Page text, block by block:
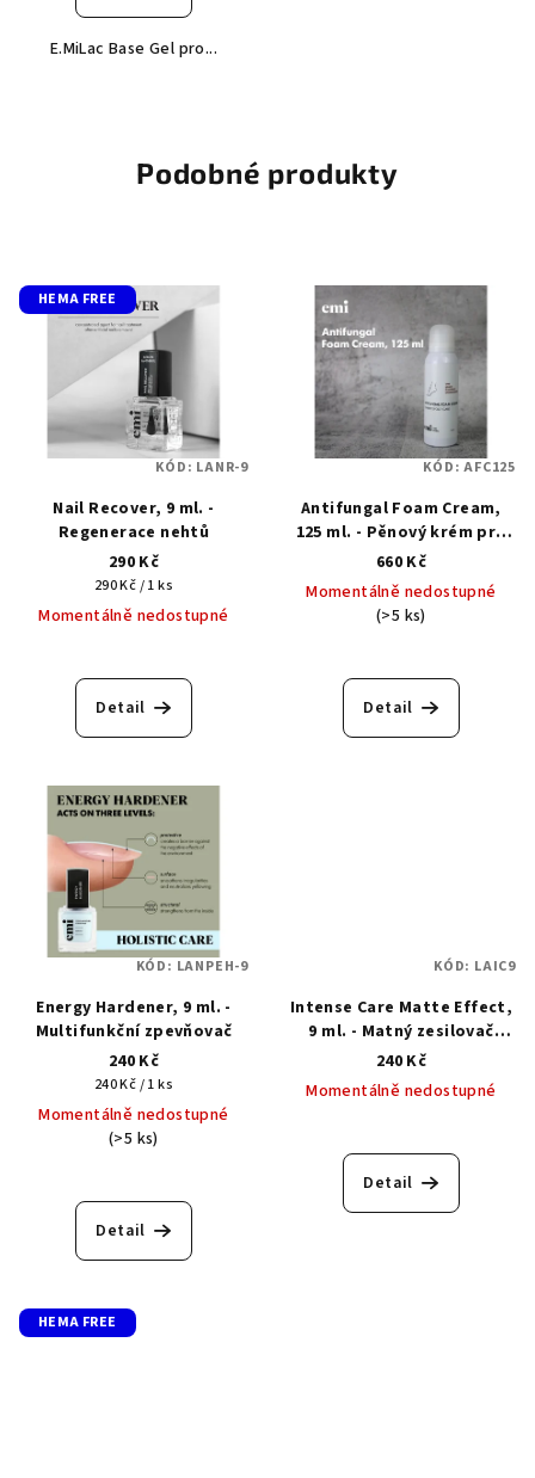
E.MiLac Base Gel pro...
Podobné produkty
HEMA FREE
Nail Recover, 9 ml. -
Regenerace nehtů
290 Kč
Měrná
cena:
290 Kč / 1 ks
Momentálně nedostupné
Detail
KÓD: LANR-9
Antifungal Foam Cream,
125 ml. - Pěnový krém pro
prevenci a léčbu plísňových
onemocnění
660 Kč
Momentálně nedostupné
(>5 ks)
Detail
KÓD:AFC125
Energy Hardener, 9 ml. -
Multifunkční zpevňovač
240 Kč
Měrná
cena:
240 Kč / 1 ks
Momentálně nedostupné
(>5 ks)
Detail
KÓD: LANPEH-9
Intense Care Matte Effect,
9 ml. - Matný zesilovač
nehtů 9 ml
240 Kč
Momentálně nedostupné
hodnocení
produktu
Detail
KÓD: LAIC9
HEMA FREE